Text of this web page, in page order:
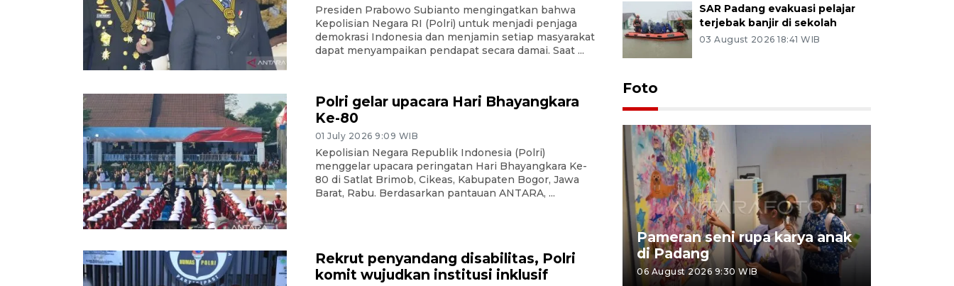
Presiden Prabowo Subianto mengingatkan bahwa
Kepolisian Negara RI (Polri) untuk menjadi penjaga
demokrasi Indonesia dan menjamin setiap masyarakat
dapat menyampaikan pendapat secara damai. Saat ...
Polri gelar upacara Hari Bhayangkara
Ke-80
01 July 2026 9:09 WIB
Kepolisian Negara Republik Indonesia (Polri)
menggelar upacara peringatan Hari Bhayangkara Ke-
80 di Satlat Brimob, Cikeas, Kabupaten Bogor, Jawa
Barat, Rabu. Berdasarkan pantauan ANTARA, ...
Rekrut penyandang disabilitas, Polri
komit wujudkan institusi inklusif
SAR Padang evakuasi pelajar
terjebak banjir di sekolah
03 August 2026 18:41 WIB
Foto
Sumbar
05 August 2026 10:33 WIB
Pameran seni rupa karya anak
di Padang
06 August 2026 9:30 WIB